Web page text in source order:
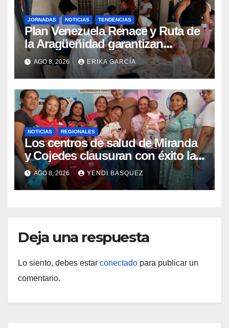
JORNADAS NOTICIAS TENDENCIAS
Plan Venezuela Renace y Ruta de
la Aragüeñidad garantizan
atención médica integral en
Aragua
AGO 8, 2026 ERIKA GARCÍA
NOTICIAS REGIONALES
Los centros de salud de Miranda
y Cojedes clausuran con éxito la
Semana Mundial de la Lactancia
Materna
AGO 8, 2026 YENDI BASQUEZ
Deja una respuesta
Lo siento, debes estar conectado para publicar un
comentario.